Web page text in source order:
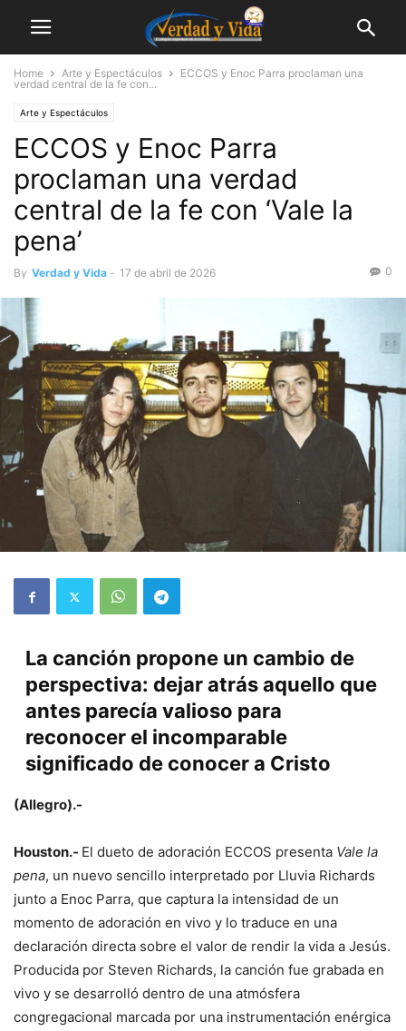
Home Arte y Espectáculos
ECCOS y Enoc Parra proclaman una
verdad central de la fe con...
Arte y Espectáculos
ECCOS y Enoc Parra
proclaman una verdad
central de la fe con ‘Vale la
pena’
By Verdad y Vida - 17 de abril de 2026 0
La canción propone un cambio de
perspectiva: dejar atrás aquello que
antes parecía valioso para
reconocer el incomparable
significado de conocer a Cristo
(Allegro).-
Houston.- El dueto de adoración ECCOS presenta Vale la
pena, un nuevo sencillo interpretado por Lluvia Richards
junto a Enoc Parra, que captura la intensidad de un
momento de adoración en vivo y lo traduce en una
declaración directa sobre el valor de rendir la vida a Jesús.
Producida por Steven Richards, la canción fue grabada en
vivo y se desarrolló dentro de una atmósfera
congregacional marcada por una instrumentación enérgica